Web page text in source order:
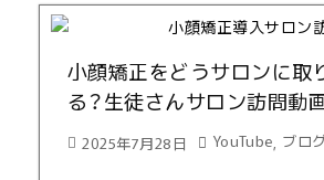
小顔矯正をどうサロンに取
る？生徒さんサロン訪問動
2025年7月28日 YouTube, ブロ